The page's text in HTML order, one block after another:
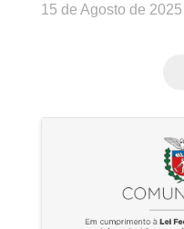
15 de Agosto de 2025